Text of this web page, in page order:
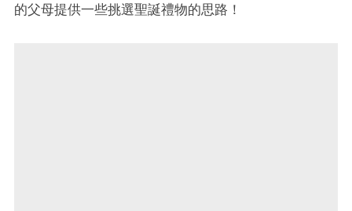
的父母提供一些挑選聖誕禮物的思路！